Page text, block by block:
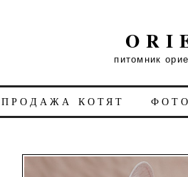
питомник
ПРОДАЖА КОТЯТ